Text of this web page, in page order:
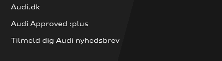
Audi.dk
Audi Approved :plus
Tilmeld dig Audi nyhedsbrev